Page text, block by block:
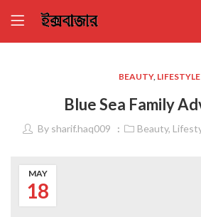
BEAUTY, LIFESTYLE
Blue Sea Family
By sharif.haq009 Beauty,
18
MAY